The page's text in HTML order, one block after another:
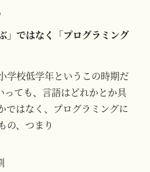
」ではなく「プログラミング
学校低学年というこの時期だ
っても、言語はどれかとか具
ではなく、プログラミングに
の、つまり